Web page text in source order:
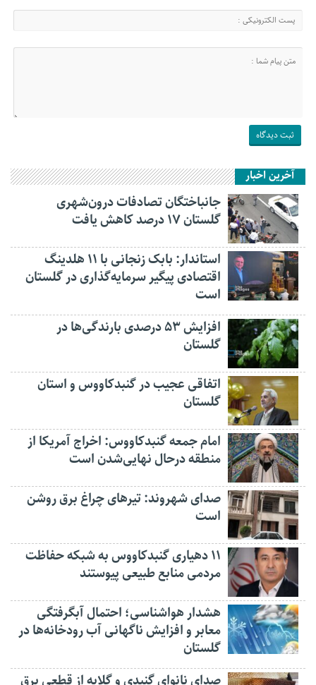
آخرین اخبار
جانباختگان تصادفات درون‌شهری
گلستان ۱۷ درصد کاهش یافت
استاندار: بابک زنجانی با ۱۱ هلدینگ
اقتصادی پیگیر سرمایه‌گذاری در گلستان
است
افزایش ۵۳ درصدی بارندگی‌ها در
گلستان
اتفاقی عجیب در‌ گنبدکاووس و استان
گلستان
امام جمعه گنبدکاووس: اخراج آمریکا از
منطقه درحال نهایی‌شدن است
صدای شهروند: تیرهای چراغ برق روشن
است
۱۱ دهیاری گنبدکاووس به شبکه حفاظت
مردمی منابع طبیعی پیوستند
هشدار هواشناسی؛ احتمال آبگرفتگی
معابر و افزایش ناگهانی آب رودخانه‌ها در
گلستان